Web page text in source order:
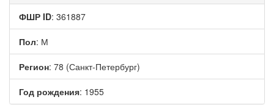
ФШР ID: 361887
Пол: М
Регион: 78 (Санкт-Петербург)
Год рождения: 1955